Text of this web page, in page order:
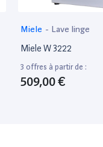
Miele - Lave linge
Miele W 3222
3 offres à partir de :
509,00 €